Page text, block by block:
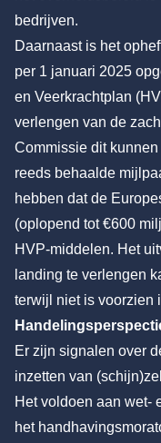
bedrijven.
Daarnaast is het
per 1 januari 2025
en Veerkrachtplan
verlengen van de
Commissie dit
reeds behaalde
hebben dat de
(oplopend tot €600
HVP-middelen. Het
landing te verlengen
terwijl niet is voorzien
Er zijn signalen over
inzetten van
Het voldoen aan wet-
het